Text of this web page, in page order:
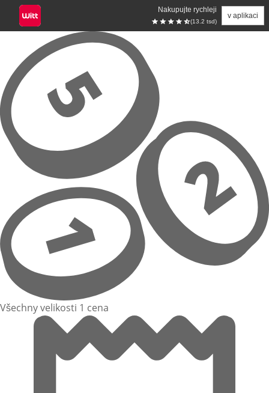
Nakupujte rychleji
(13.2 tsd)
v aplikaci
Přeskočit na hlavní obsah
Všechny velikosti 1 cena